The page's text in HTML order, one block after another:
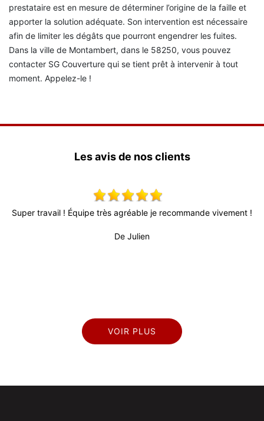
prestataire est en mesure de déterminer l’origine de la faille et
apporter la solution adéquate. Son intervention est nécessaire
afin de limiter les dégâts que pourront engendrer les fuites.
Dans la ville de Montambert, dans le 58250, vous pouvez
contacter SG Couverture qui se tient prêt à intervenir à tout
moment. Appelez-le !
Les avis de nos clients
Super travail ! Équipe très agréable je recommande vivement !
De Julien
VOIR PLUS